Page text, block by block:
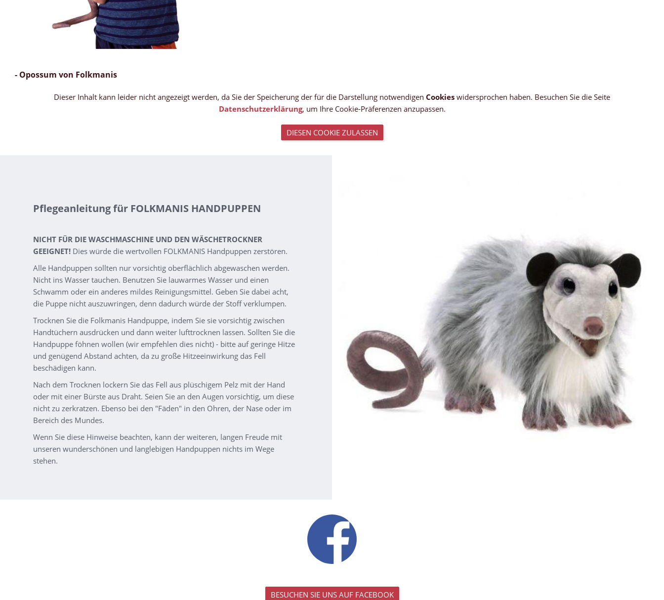
- Opossum von Folkmanis
Dieser Inhalt kann leider nicht angezeigt werden, da Sie der Speicherung der für die Darstellung notwendigen Cookies widersprochen haben. Besuchen Sie die Seite
Datenschutzerklärung, um Ihre Cookie-Präferenzen anzupassen.
DIESEN COOKIE ZULASSEN
Pflegeanleitung für FOLKMANIS HANDPUPPEN
NICHT FÜR DIE WASCHMASCHINE UND DEN WÄSCHETROCKNER
GEEIGNET! Dies würde die wertvollen FOLKMANIS Handpuppen zerstören.
Alle Handpuppen sollten nur vorsichtig oberflächlich abgewaschen werden.
Nicht ins Wasser tauchen. Benutzen Sie lauwarmes Wasser und einen
Schwamm oder ein anderes mildes Reinigungsmittel. Geben Sie dabei acht,
die Puppe nicht auszuwringen, denn dadurch würde der Stoff verklumpen.
Trocknen Sie die Folkmanis Handpuppe, indem Sie sie vorsichtig zwischen
Handtüchern ausdrücken und dann weiter lufttrocknen lassen. Sollten Sie die
Handpuppe föhnen wollen (wir empfehlen dies nicht) - bitte auf geringe Hitze
und genügend Abstand achten, da zu große Hitzeeinwirkung das Fell
beschädigen kann.
Nach dem Trocknen lockern Sie das Fell aus plüschigem Pelz mit der Hand
oder mit einer Bürste aus Draht. Seien Sie an den Augen vorsichtig, um diese
nicht zu zerkratzen. Ebenso bei den "Fäden" in den Ohren, der Nase oder im
Bereich des Mundes.
Wenn Sie diese Hinweise beachten, kann der weiteren, langen Freude mit
unseren wunderschönen und langlebigen Handpuppen nichts im Wege
stehen.
BESUCHEN SIE UNS AUF FACEBOOK